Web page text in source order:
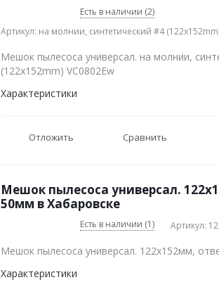
Есть в наличии (2)
Артикул: на молнии, синтетический #4
Мешок пылесоса универсал. на молнии,
(122x152mm) VC0802Ew
Характеристики
Отложить Сравнить
Мешок пылесоса универсал.
50мм в Хабаровске
Есть в наличии (1) Артикул:
Мешок пылесоса универсал. 122x152мм,
Характеристики